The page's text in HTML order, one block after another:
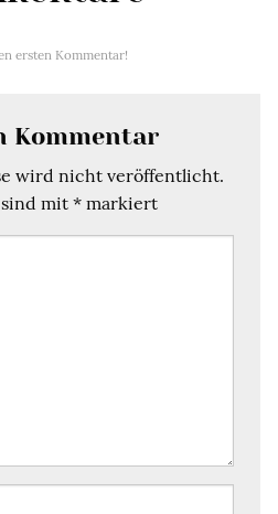
ersten Kommentar!
Kommentar
wird nicht veröffentlicht.
mit* markiert